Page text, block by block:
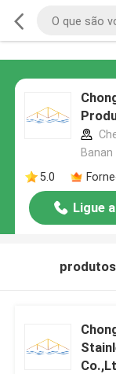
5.0
Ligue
produtos